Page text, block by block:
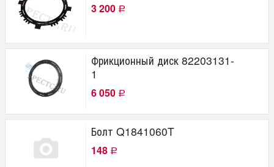
3 200 Р
Фрикционный диск 82203131-
1
6 050 Р
Болт Q1841060T
148 Р